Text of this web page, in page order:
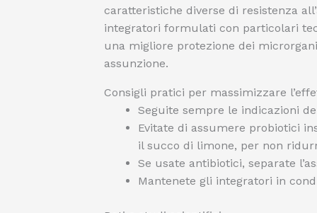
caratteristiche diverse di resistenza
integratori formulati con particolari
una migliore protezione dei
assunzione.
Consigli pratici per massimizzare
Seguite sempre le indicazioni
Evitate di assumere probiotici
il succo di limone, per non
Se usate antibiotici, separate
Mantenete gli integratori in